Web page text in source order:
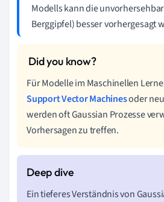
Modells kann die
Berggipfel) besser vorhergesagt
Für Modelle im Maschinellen
Support Vector Machinesoder
werden oft Gaussian Prozesse
Vorhersagen zu treffen.
Ein tieferes Verständnis von